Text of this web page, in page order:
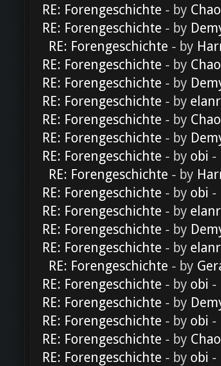
RE: Forengeschichte - by
RE: Forengeschichte - by
RE: Forengeschichte - by
RE: Forengeschichte - by
RE: Forengeschichte - by
RE: Forengeschichte - by
RE: Forengeschichte - by
RE: Forengeschichte - by
RE: Forengeschichte - by obi -
RE: Forengeschichte - by
RE: Forengeschichte - by obi -
RE: Forengeschichte - by
RE: Forengeschichte - by
RE: Forengeschichte - by
RE: Forengeschichte - by
RE: Forengeschichte - by obi -
RE: Forengeschichte - by
RE: Forengeschichte - by obi -
RE: Forengeschichte - by
RE: Forengeschichte - by obi -